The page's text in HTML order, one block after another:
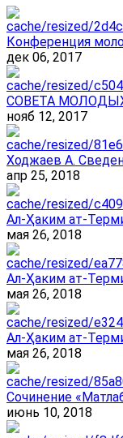
Конференция
дек 06, 2017
СОВЕТА
нояб 12, 2017
Ходжаев А.
апр 25, 2018
Ал-Ҳаким ат-
мая 26, 2018
Ал-Ҳаким ат-
мая 26, 2018
Ал-Ҳаким ат-
мая 26, 2018
Сочинение
июнь 10, 2018